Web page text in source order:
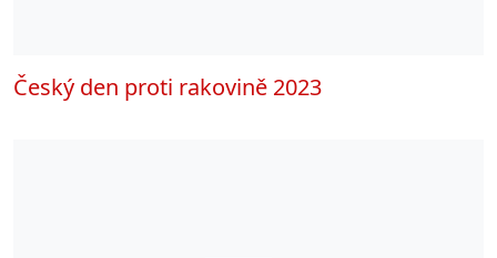
Český den proti rakovině 2023